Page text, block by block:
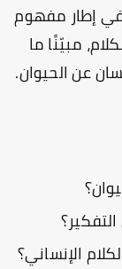
إطار مفهوم
مبيّنًا ما
عن الحيوان.
الإنساني؟